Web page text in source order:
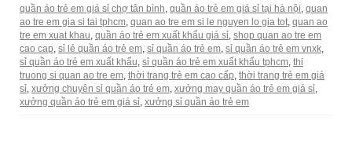
quần áo trẻ em giá sỉ chợ tân bình, quần áo trẻ em giá sỉ tại hà nội, quan
ao tre em gia si tai tphcm, quan ao tre em si le nguyen lo gia tot, quan ao
tre em xuat khau, quần áo trẻ em xuất khẩu giá sỉ, shop quan ao tre em
cao cap, sỉ lẻ quần áo trẻ em, sỉ quần áo trẻ em, sỉ quần áo trẻ em vnxk,
sỉ quần áo trẻ em xuất khẩu, sỉ quần áo trẻ em xuất khẩu tphcm, thi
truong si quan ao tre em, thời trang trẻ em cao cấp, thời trang trẻ em giá
sỉ, xưởng chuyên sỉ quần áo trẻ em, xưởng may quần áo trẻ em giá sỉ,
xưởng quần áo trẻ em giá sỉ, xưởng sỉ quần áo trẻ em